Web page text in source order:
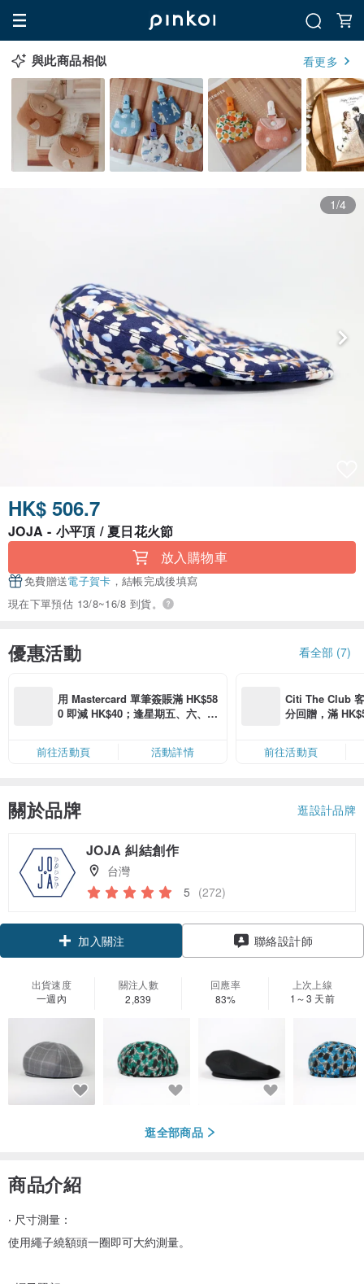
與此商品相似 看更多
1/4
HK$ 506.7
JOJA - 小平頂 / 夏日花火節
放入購物車
免費贈送電子賀卡 ，結帳完成後填寫
現在下單預估 13/8~16/8 到貨。
優惠活動 看全部 (7)
用 Mastercard 單筆簽賬滿 HK$58
0 即減 HK$40；逢星期五、六、日
卡」結帳）
前往活動頁 活動詳情
Citi The Club
分回贈，滿
前往活動頁
關於品牌 逛設計品牌
JOJA 糾結創作
台灣
5 (272)
加入關注 聯絡設計師
出貨速度
一週內
關注人數
2,839
回應率
83%
上次上線
1～3 天前
逛全部商品
商品介紹
‧ 尺寸測量：
使用繩子繞額頭一圈即可大約測量。